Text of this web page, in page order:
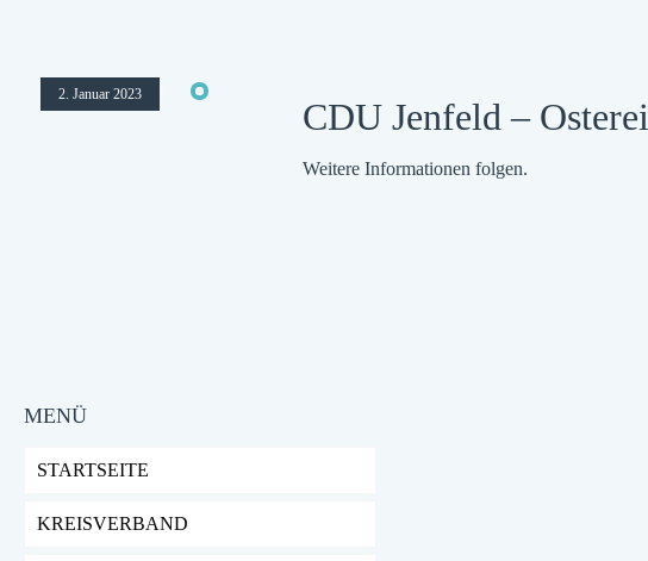
2. Januar 2023
CDU Jenfeld –
Weitere Informationen folgen.
MENÜ
STARTSEITE
KREISVERBAND